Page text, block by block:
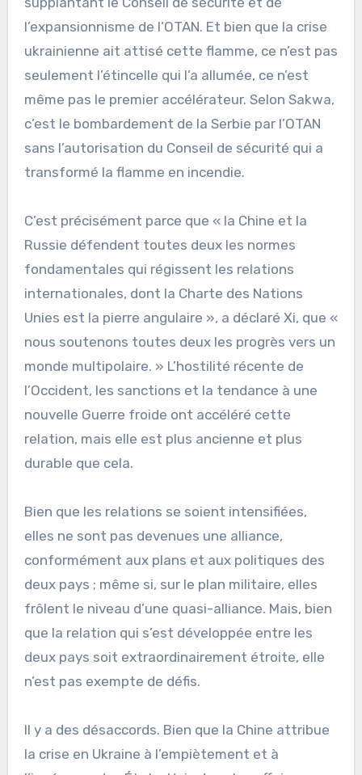
l’expansionnisme de l’OTAN. Et bien que la crise
ukrainienne ait attisé cette flamme, ce n’est pas
seulement l’étincelle qui l’a allumée, ce n’est
même pas le premier accélérateur. Selon Sakwa,
c’est le bombardement de la Serbie par l’OTAN
sans l’autorisation du Conseil de sécurité qui a
transformé la flamme en incendie.
C’est précisément parce que « la Chine et la
Russie défendent toutes deux les normes
fondamentales qui régissent les relations
internationales, dont la Charte des Nations
Unies est la pierre angulaire », a déclaré Xi, que «
nous soutenons toutes deux les progrès vers un
monde multipolaire. » L’hostilité récente de
l’Occident, les sanctions et la tendance à une
nouvelle Guerre froide ont accéléré cette
relation, mais elle est plus ancienne et plus
durable que cela.
Bien que les relations se soient intensifiées,
elles ne sont pas devenues une alliance,
conformément aux plans et aux politiques des
deux pays ; même si, sur le plan militaire, elles
frôlent le niveau d’une quasi-alliance. Mais, bien
que la relation qui s’est développée entre les
deux pays soit extraordinairement étroite, elle
n’est pas exempte de défis.
Il y a des désaccords. Bien que la Chine attribue
la crise en Ukraine à l’empiètement et à